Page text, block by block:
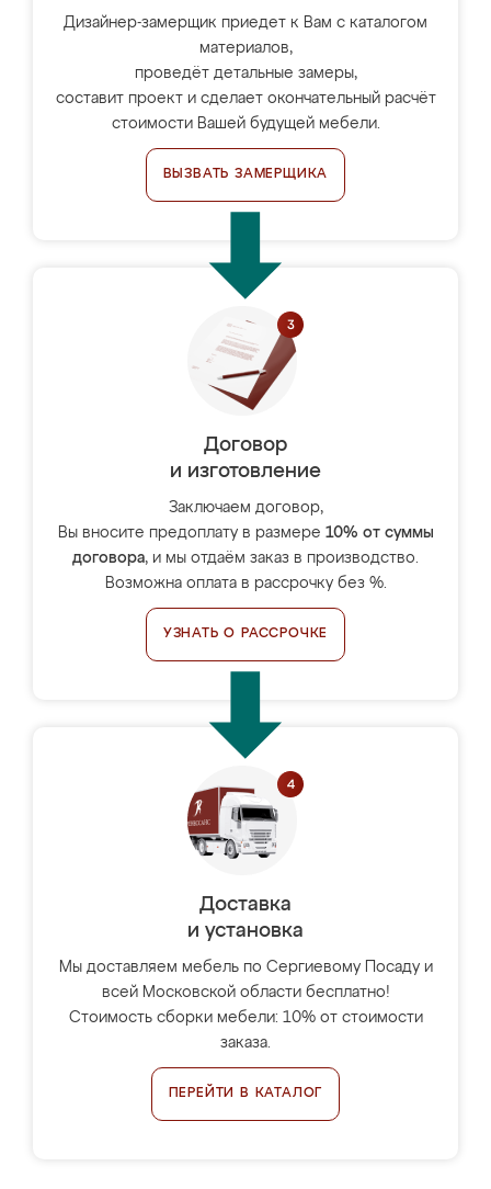
Дизайнер-замерщик приедет к Вам с каталогом
материалов,
проведёт детальные замеры,
составит проект и сделает окончательный расчёт
стоимости Вашей будущей мебели.
ВЫЗВАТЬ ЗАМЕРЩИКА
Договор
и изготовление
Заключаем договор,
Вы вносите предоплату в размере 10% от суммы
договора, и мы отдаём заказ в производство.
Возможна оплата в рассрочку без %.
УЗНАТЬ О РАССРОЧКЕ
Доставка
и установка
Мы доставляем мебель по Сергиевому Посаду и
всей Московской области бесплатно!
Стоимость сборки мебели: 10% от стоимости
заказа.
ПЕРЕЙТИ В КАТАЛОГ